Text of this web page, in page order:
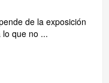
de la exposición
que no ...